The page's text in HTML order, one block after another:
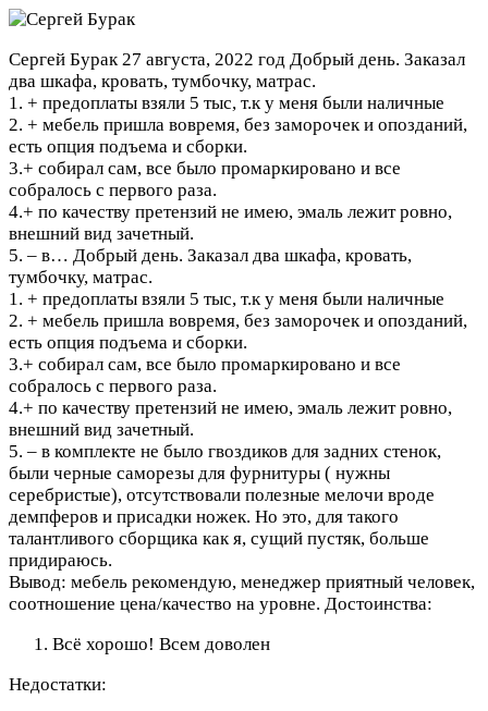
Сергей Бурак 27 августа, 2022 год Добрый день. Заказал
два шкафа, кровать, тумбочку, матрас.
1. + предоплаты взяли 5 тыс, т.к у меня были наличные
2. + мебель пришла вовремя, без заморочек и опозданий,
есть опция подъема и сборки.
3.+ собирал сам, все было промаркировано и все
собралось с первого раза.
4.+ по качеству претензий не имею, эмаль лежит ровно,
внешний вид зачетный.
5. – в… Добрый день. Заказал два шкафа, кровать,
тумбочку, матрас.
1. + предоплаты взяли 5 тыс, т.к у меня были наличные
2. + мебель пришла вовремя, без заморочек и опозданий,
есть опция подъема и сборки.
3.+ собирал сам, все было промаркировано и все
собралось с первого раза.
4.+ по качеству претензий не имею, эмаль лежит ровно,
внешний вид зачетный.
5. – в комплекте не было гвоздиков для задних стенок,
были черные саморезы для фурнитуры ( нужны
серебристые), отсутствовали полезные мелочи вроде
демпферов и присадки ножек. Но это, для такого
талантливого сборщика как я, сущий пустяк, больше
придираюсь.
Вывод: мебель рекомендую, менеджер приятный человек,
соотношение цена/качество на уровне. Достоинства:
Всё хорошо! Всем доволен
Недостатки: